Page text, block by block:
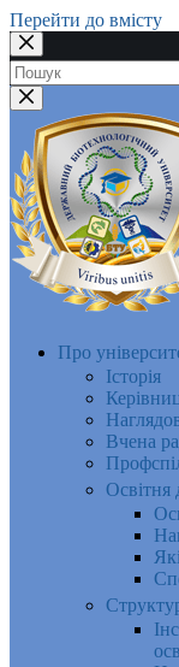
Перейти до вмісту
Немає
результатів
Про
Історія
Вчена
Освітня